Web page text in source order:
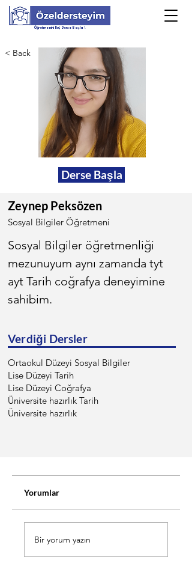
Öğretmenini Bul, Derse Başla !
< Back
Derse Başla
Zeynep Peksözen
Sosyal Bilgiler Öğretmeni
Sosyal Bilgiler öğretmenliği
mezunuyum aynı zamanda tyt
ayt Tarih coğrafya deneyimine
sahibim.
Verdiği Dersler
Ortaokul Düzeyi Sosyal Bilgiler
Lise Düzeyi Tarih
Lise Düzeyi Coğrafya
Üniversite hazırlık Tarih
Üniversite hazırlık
Yorumlar
Bir yorum yazın